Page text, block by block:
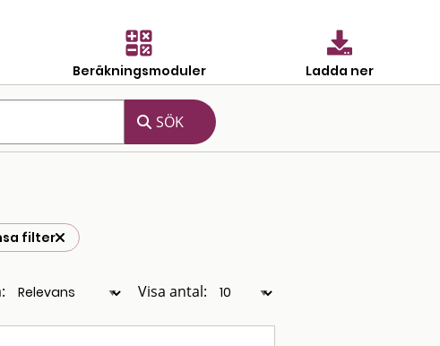
Beräkningsmoduler Ladda ner
filter
Visa antal: